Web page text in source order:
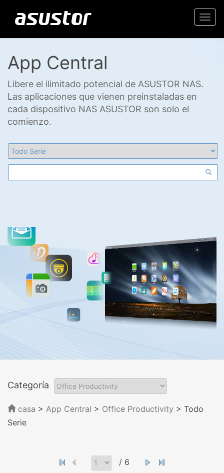
App Central
Libere el ilimitado potencial de ASUSTOR NAS.
Las aplicaciones que vienen preinstaladas en
cada dispositivo NAS ASUSTOR son solo el
comienzo.
Categoría
casa > App Central > Office Productivity > Todo
Serie
/ 6